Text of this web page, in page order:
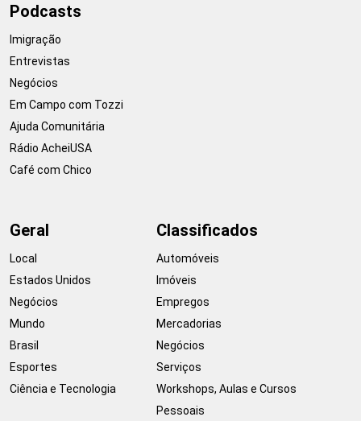
Podcasts
Imigração
Entrevistas
Negócios
Em Campo com Tozzi
Ajuda Comunitária
Rádio AcheiUSA
Café com Chico
Geral
Local
Estados Unidos
Negócios
Mundo
Brasil
Esportes
Ciência e Tecnologia
Classificados
Automóveis
Imóveis
Empregos
Mercadorias
Negócios
Serviços
Workshops, Aulas e Cursos
Pessoais